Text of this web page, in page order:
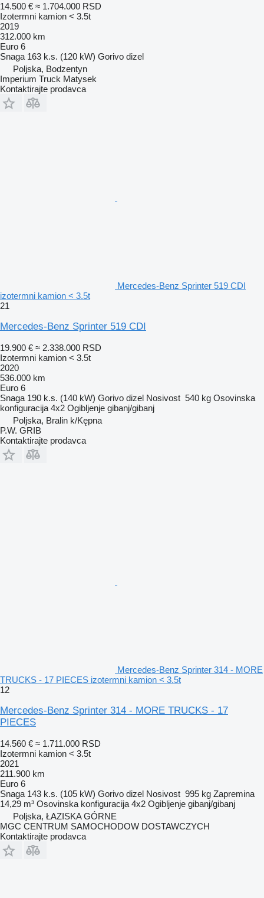
14.500 € ≈ 1.704.000 RSD
Izotermni kamion < 3.5t
2019
312.000 km
Euro 6
Snaga 163 k.s. (120 kW) Gorivo dizel
Poljska, Bodzentyn
Imperium Truck Matysek
Kontaktirajte prodavca
Mercedes-Benz Sprinter 519 CDI
izotermni kamion < 3.5t
21
Mercedes-Benz Sprinter 519 CDI
19.900 € ≈ 2.338.000 RSD
Izotermni kamion < 3.5t
2020
536.000 km
Euro 6
Snaga 190 k.s. (140 kW) Gorivo dizel Nosivost 540 kg Osovinska
konfiguracija 4x2 Ogibljenje gibanj/gibanj
Poljska, Bralin k/Kępna
P.W. GRIB
Kontaktirajte prodavca
Mercedes-Benz Sprinter 314 - MORE
TRUCKS - 17 PIECES izotermni kamion < 3.5t
12
Mercedes-Benz Sprinter 314 - MORE TRUCKS - 17
PIECES
14.560 € ≈ 1.711.000 RSD
Izotermni kamion < 3.5t
2021
211.900 km
Euro 6
Snaga 143 k.s. (105 kW) Gorivo dizel Nosivost 995 kg Zapremina
14,29 m³ Osovinska konfiguracija 4x2 Ogibljenje gibanj/gibanj
Poljska, ŁAZISKA GÓRNE
MGC CENTRUM SAMOCHODOW DOSTAWCZYCH
Kontaktirajte prodavca